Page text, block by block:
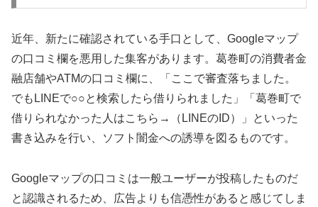
近年、新たに確認されている手口として、Googleマップ
の口コミ欄を悪用した集客があります。葛巻町の消費者金
融店舗やATMの口コミ欄に、「ここで審査落ちました。
でもLINEで○○と検索したら借りられました」「葛巻町で
借りられなかった人はこちら→（LINEのID）」といった
書き込みを行い、ソフト闇金への誘導を図るものです。
Googleマップの口コミは一般ユーザーが投稿したものだ
と認識されるため、広告よりも信憑性があると感じてしま